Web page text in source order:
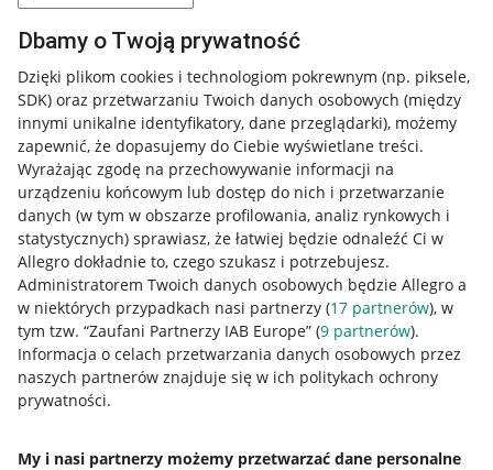
Dbamy o Twoją prywatność
Dzięki plikom cookies i technologiom pokrewnym (np. piksele,
SDK) oraz przetwarzaniu Twoich danych osobowych (między
innymi unikalne identyfikatory, dane przeglądarki), możemy
zapewnić, że dopasujemy do Ciebie wyświetlane treści.
Wyrażając zgodę na przechowywanie informacji na
urządzeniu końcowym lub dostęp do nich i przetwarzanie
danych (w tym w obszarze profilowania, analiz rynkowych i
statystycznych) sprawiasz, że łatwiej będzie odnaleźć Ci w
Allegro dokładnie to, czego szukasz i potrzebujesz.
Administratorem Twoich danych osobowych będzie Allegro a
w niektórych przypadkach nasi partnerzy (17 partnerów), w
tym tzw. “Zaufani Partnerzy IAB Europe” (9 partnerów).
Informacja o celach przetwarzania danych osobowych przez
naszych partnerów znajduje się w ich politykach ochrony
prywatności.
My i nasi partnerzy możemy przetwarzać dane personalne
Przydatne informacje
Jak to działa